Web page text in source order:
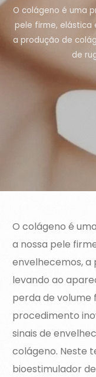
O colágeno é uma
pele firme, elástica
a produção de
de
O colágeno é
a nossa pele
envelhecemos, a
levando ao
perda de volume
procedimento
sinais de
colágeno. Neste
bioestimulador